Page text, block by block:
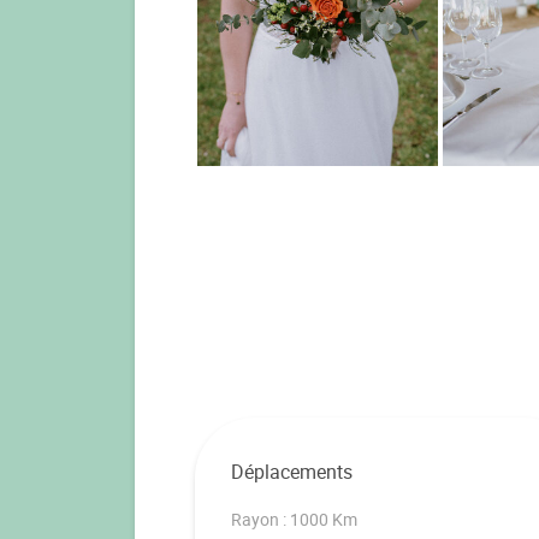
Déplacements
Rayon : 1000 Km